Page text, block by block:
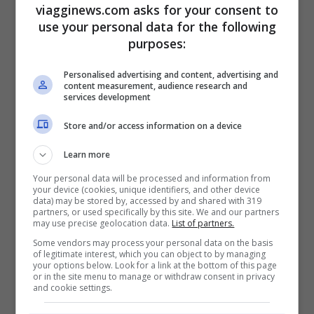
nelle colline circostanti.
Le colline di Barolo -viagginews.it
A est di Alba si può ammirare la più alta
torre della regione, laTorre di Barbaresco
Anche qui non può mancare una visita
viagginews.com asks for your consent to
use your personal data for the following
purposes:
Personalised advertising and content, advertising and
content measurement, audience research and
services development
Store and/or access information on a device
Learn more
Your personal data will be processed and information from
your device (cookies, unique identifiers, and other device
data) may be stored by, accessed by and shared with 319
partners, or used specifically by this site. We and our partners
may use precise geolocation data. List of partners.
Some vendors may process your personal data on the basis
of legitimate interest, which you can object to by managing
your options below. Look for a link at the bottom of this page
or in the site menu to manage or withdraw consent in privacy
and cookie settings.